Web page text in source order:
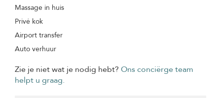
Massage in huis
Privé kok
Airport transfer
Auto verhuur
Zie je niet wat je nodig hebt? Ons conciërge team
helpt u graag.